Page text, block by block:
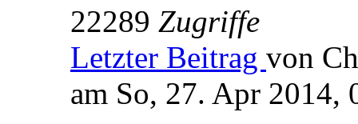
22289 Zugriffe
Letzter Beitrag von
am So, 27. Apr 2014,